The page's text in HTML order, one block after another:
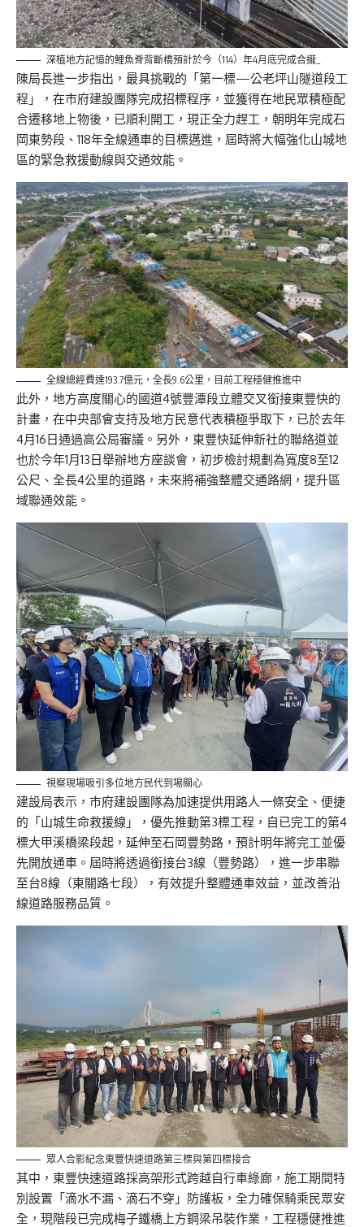
深植地方記憶的鯉魚脊背斷橋預計於今（114）年4月底完成合攏_
陳局長進一步指出，最具挑戰的「第一標—公老坪山隧道段工
程」，在市府建設團隊完成招標程序，並獲得在地民眾積極配
合遷移地上物後，已順利開工，現正全力趕工，朝明年完成石
岡東勢段、118年全線通車的目標邁進，屆時將大幅強化山城地
區的緊急救援動線與交通效能。
全線總經費達193.7億元，全長9.6公里，目前工程穩健推進中
此外，地方高度關心的國道4號豐潭段立體交叉銜接東豐快的
計畫，在中央部會支持及地方民意代表積極爭取下，已於去年
4月16日通過高公局審議。另外，東豐快延伸新社的聯絡道並
也於今年1月13日舉辦地方座談會，初步檢討規劃為寬度8至12
公尺、全長4公里的道路，未來將補強整體交通路網，提升區
域聯通效能。
視察現場吸引多位地方民代到場關心
建設局表示，市府建設團隊為加速提供用路人一條安全、便捷
的「山城生命救援線」，優先推動第3標工程，自已完工的第4
標大甲溪橋梁段起，延伸至石岡豐勢路，預計明年將完工並優
先開放通車。屆時將透過銜接台3線（豐勢路），進一步串聯
至台8線（東關路七段），有效提升整體通車效益，並改善沿
線道路服務品質。
眾人合影紀念東豐快速道路第三標與第四標接合
其中，東豐快速道路採高架形式跨越自行車綠廊，施工期間特
別設置「滴水不漏、滴石不穿」防護板，全力確保騎乘民眾安
全，現階段已完成梅子鐵橋上方鋼梁吊裝作業，工程穩健推進